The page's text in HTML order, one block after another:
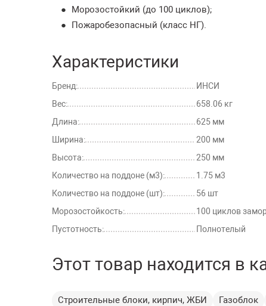
Морозостойкий (до 100 циклов);
Пожаробезопасный (класс НГ).
Характеристики
Бренд:
ИНСИ
Вес:
658.06 кг
Длина:
625 мм
Ширина:
200 мм
Высота:
250 мм
Количество на поддоне (м3):
1.75 м3
Количество на поддоне (шт):
56 шт
Морозостойкость:
100 циклов
Пустотность:
Полнотелый
Этот товар находится в
Строительные блоки, кирпич, ЖБИ Газоблок